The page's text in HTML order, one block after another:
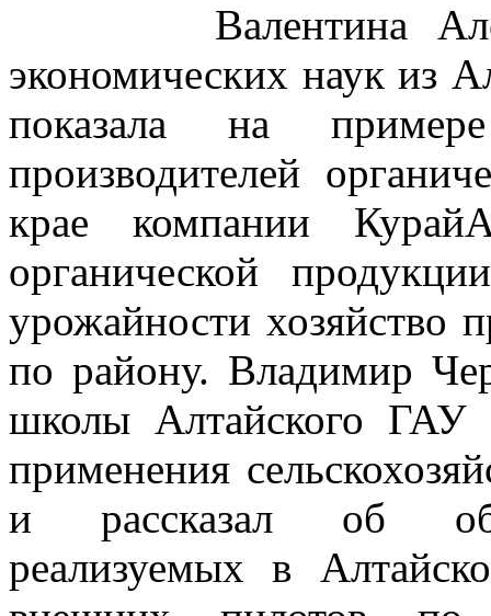
Валентина
экономических наук из
показала на
производителей
крае компании
органической
урожайности хозяйство
по району. Владимир
школы Алтайского ГАУ
применения
и рассказал об
реализуемых в